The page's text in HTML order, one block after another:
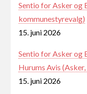
Sentio for Asker
kommunestyrevalg)
15. juni 2026
Sentio for Asker og
Hurums Avis
15. juni 2026